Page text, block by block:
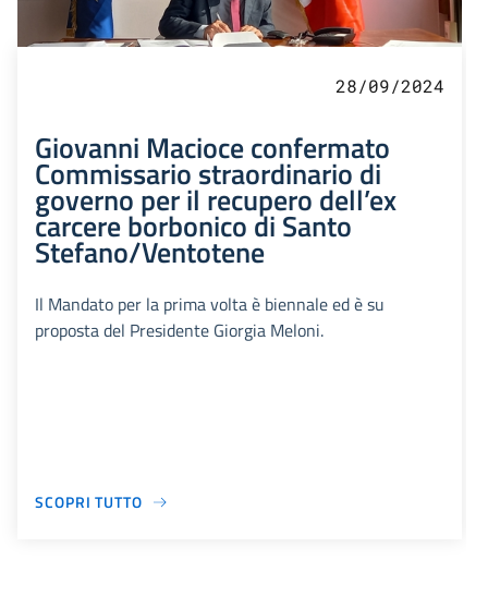
28/09/2024
Giovanni Macioce confermato
Commissario straordinario di
governo per il recupero dell’ex
carcere borbonico di Santo
Stefano/Ventotene
Il Mandato per la prima volta è biennale ed è su
proposta del Presidente Giorgia Meloni.
SCOPRI TUTTO